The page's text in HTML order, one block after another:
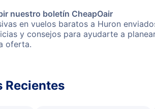
nuestro boletín CheapOair
en vuelos baratos a Huron
y consejos para ayudarte a
oferta.
Recientes